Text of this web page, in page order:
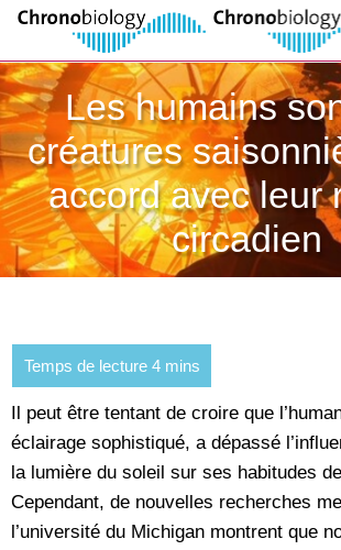
Les humains
créatures
accord avec leur
circadien
Il peut être tentant de croire que
éclairage sophistiqué, a dépassé
la lumière du soleil sur ses habitudes
Cependant, de nouvelles recherches
l’université du Michigan montrent que